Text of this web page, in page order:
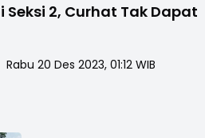
Seksi 2, Curhat Tak Dapat
Rabu 20 Des 2023, 01:12 WIB